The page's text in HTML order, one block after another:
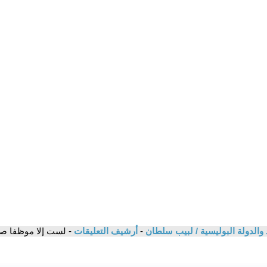
والدولة البوليسية / لبيب سلطان - أرشيف التعليقات - لست إلا موظفا